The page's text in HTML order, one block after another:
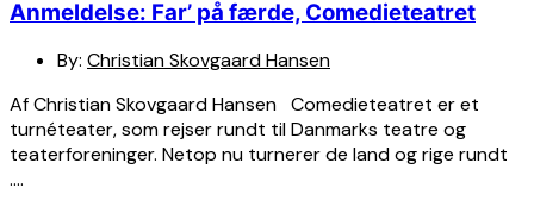
Anmeldelse: Far’ på færde, Comedieteatret
By: Christian Skovgaard Hansen
Af Christian Skovgaard Hansen Comedieteatret er et
turnéteater, som rejser rundt til Danmarks teatre og
teaterforeninger. Netop nu turnerer de land og rige rundt
….